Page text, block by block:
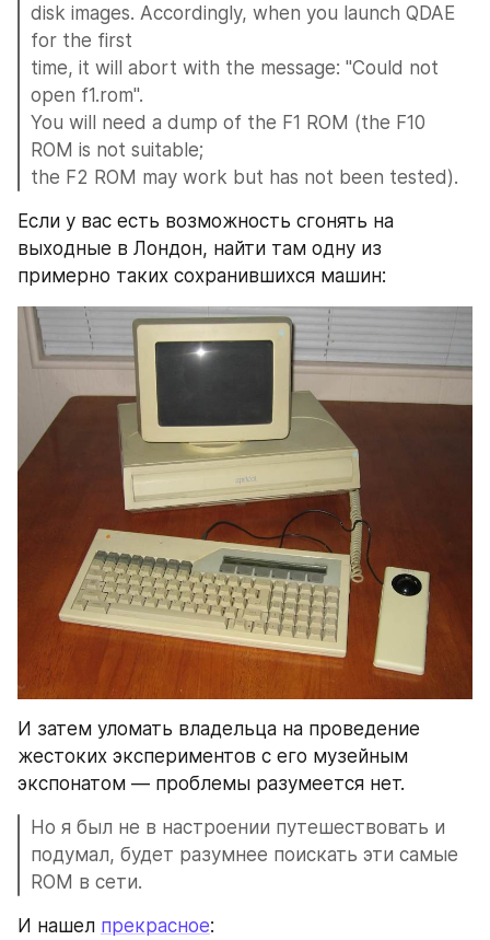
disk images. Accordingly, when you launch QDAE
for the first
time, it will abort with the message: "Could not
open f1.rom".
You will need a dump of the F1 ROM (the F10
ROM is not suitable;
the F2 ROM may work but has not been tested).
Если у вас есть возможность сгонять на
выходные в Лондон, найти там одну из
примерно таких сохранившихся машин:
И затем уломать владельца на проведение
жестоких экспериментов с его музейным
экспонатом — проблемы разумеется нет.
Но я был не в настроении путешествовать и
подумал, будет разумнее поискать эти самые
ROM в сети.
И нашел прекрасное: